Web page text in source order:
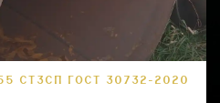
СТ3СП ГОСТ 30732-2020